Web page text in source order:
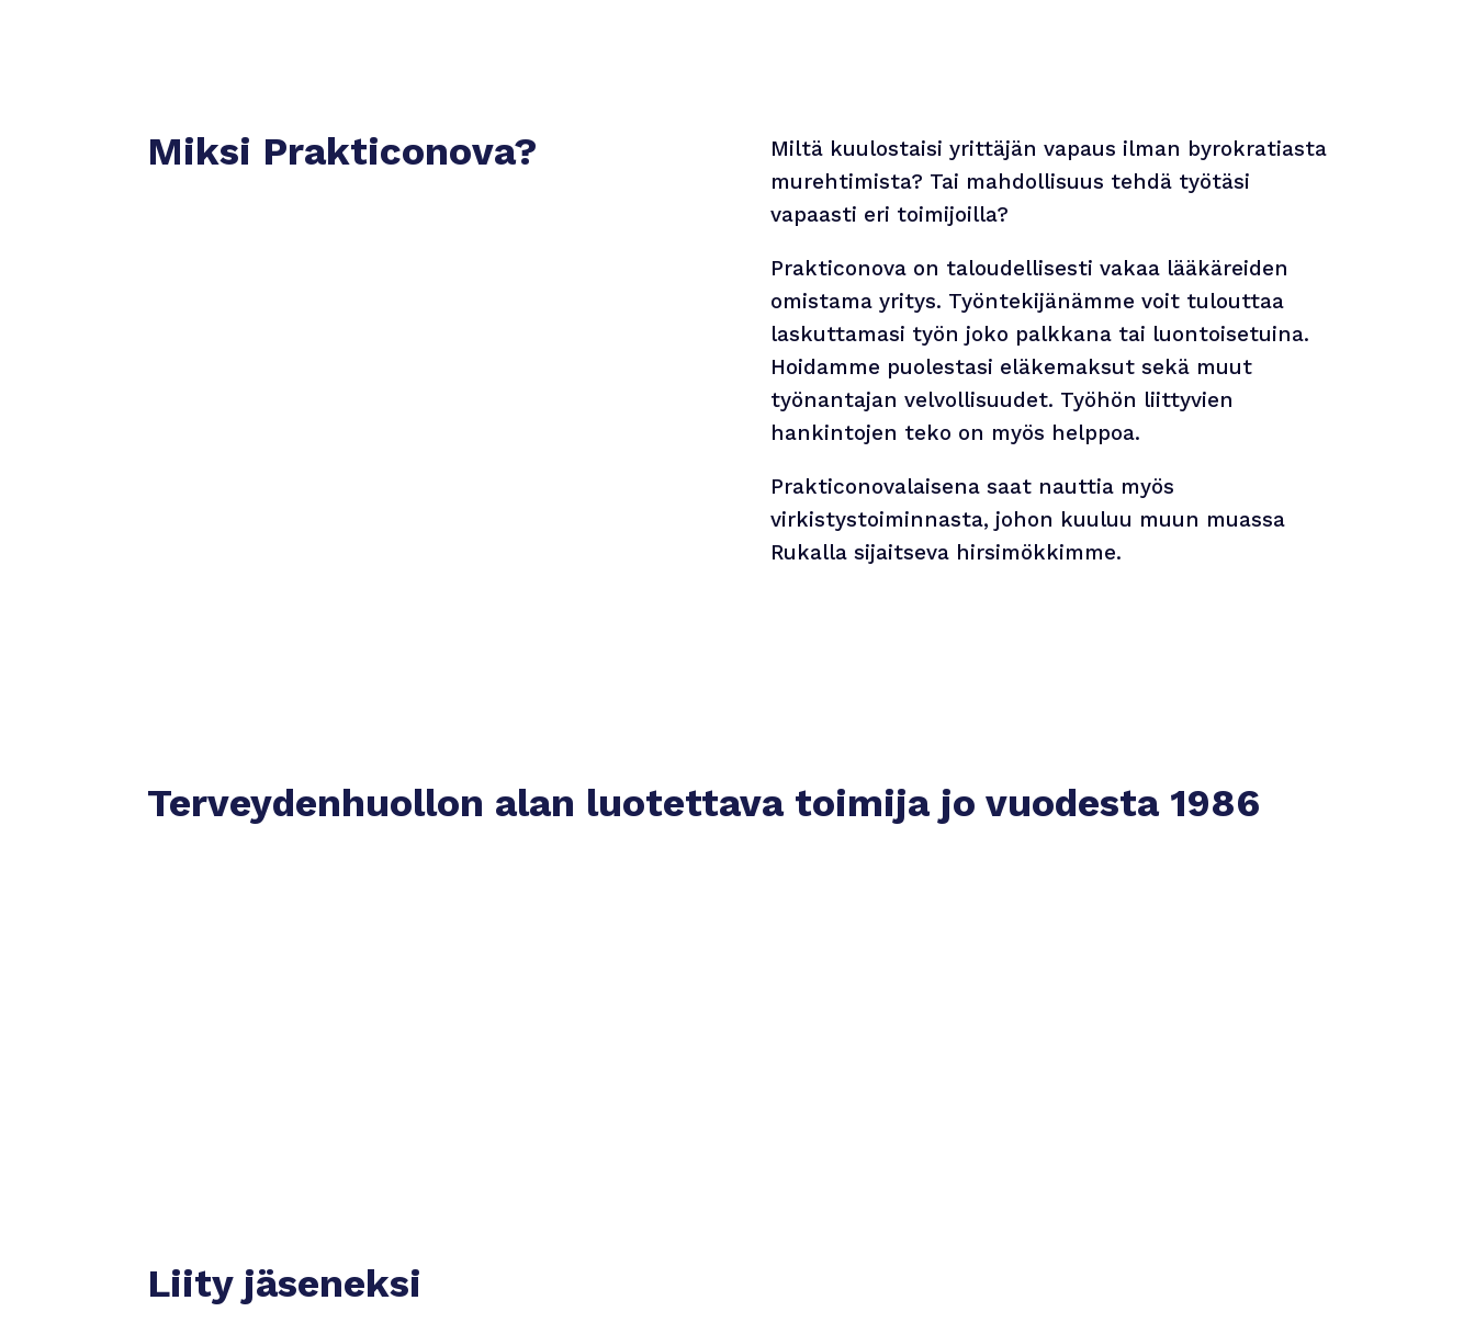
Miksi Prakticonova?
Miltä kuulostaisi yrittäjän vapaus ilman byrokratiasta
murehtimista? Tai mahdollisuus tehdä työtäsi
vapaasti eri toimijoilla?
Prakticonova on taloudellisesti vakaa lääkäreiden
omistama yritys. Työntekijänämme voit tulouttaa
laskuttamasi työn joko palkkana tai luontoisetuina.
Hoidamme puolestasi eläkemaksut sekä muut
työnantajan velvollisuudet. Työhön liittyvien
hankintojen teko on myös helppoa.
Prakticonovalaisena saat nauttia myös
virkistystoiminnasta, johon kuuluu muun muassa
Rukalla sijaitseva hirsimökkimme.
Terveydenhuollon alan luotettava toimija jo vuodesta 1986
Liity jäseneksi